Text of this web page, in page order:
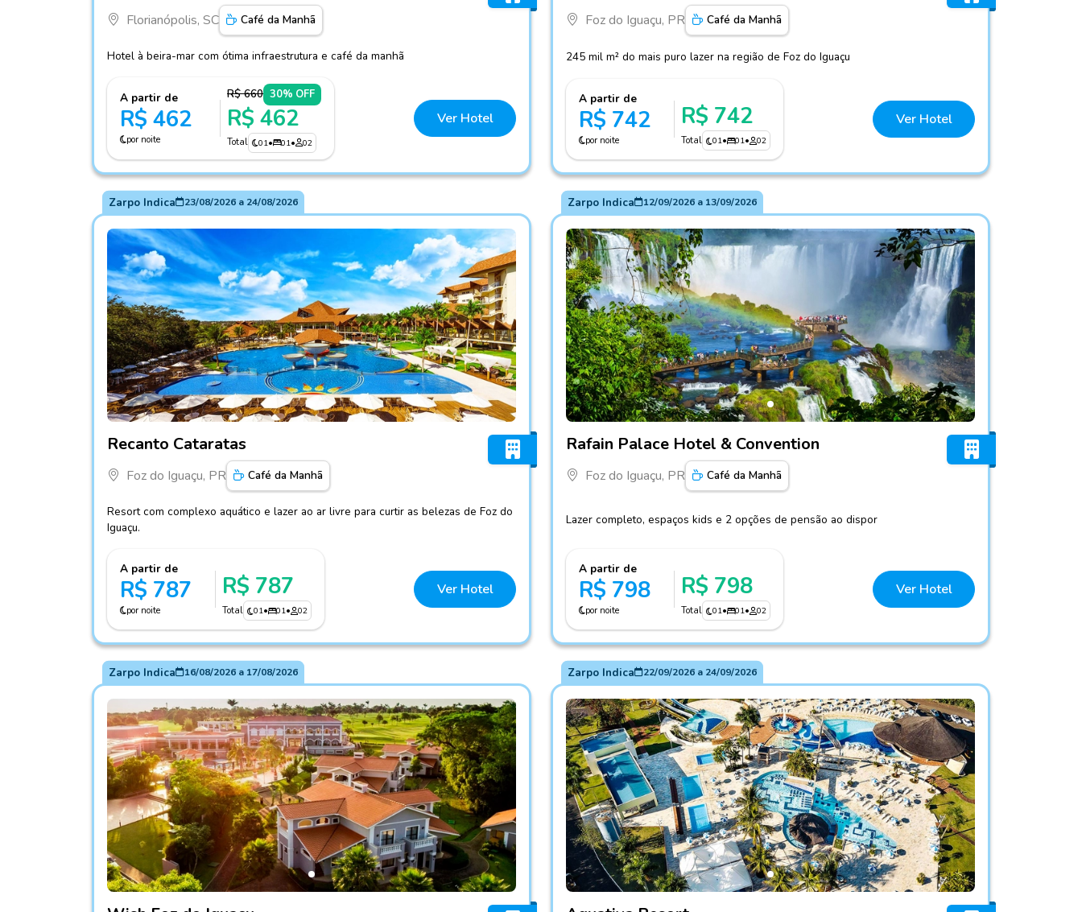
Florianópolis, SC Café da Manhã
Hotel à beira-mar com ótima infraestrutura e café da manhã
A partir de
R$ 462
por noite
R$ 660 30% OFF
R$ 462
Total 01• 01• 02
Ver Hotel
Foz do Iguaçu, PR Café da Manhã
245 mil m² do mais puro lazer na região de Foz do Iguaçu
A partir de
R$ 742
por noite
R$ 742
Total 01• 01• 02
Ver Hotel
Zarpo Indica 23/08/2026a 24/08/2026
Recanto Cataratas
Foz do Iguaçu, PR Café da Manhã
Resort com complexo aquático e lazer ao ar livre para curtir as belezas de Foz do
Iguaçu.
A partir de
R$ 787
por noite
R$ 787
Total 01• 01• 02
Ver Hotel
Zarpo Indica 12/09/2026a 13/09/2026
Rafain Palace Hotel & Convention
Foz do Iguaçu, PR Café da Manhã
Lazer completo, espaços kids e 2 opções de pensão ao dispor
A partir de
R$ 798
por noite
R$ 798
Total 01• 01• 02
Ver Hotel
Zarpo Indica 16/08/2026a 17/08/2026 Zarpo Indica 22/09/2026a 24/09/2026